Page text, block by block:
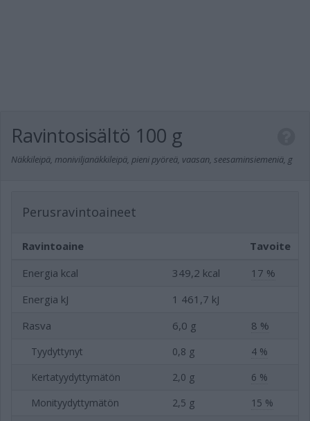
Ravintosisältö 100 g
Näkkileipä, moniviljanäkkileipä, pieni pyöreä, vaasan, seesaminsiemeniä, g
Perusravintoaineet
Ravintoaine
Tavoite
Energia kcal
349,2 kcal
17 %
Energia kJ
1 461,7 kJ
Rasva
6,0 g 8 %
Tyydyttynyt 0,8 g
4 %
Kertatyydyttymätön
2,0 g
6 %
Monityydyttymätön
2,5 g 15 %